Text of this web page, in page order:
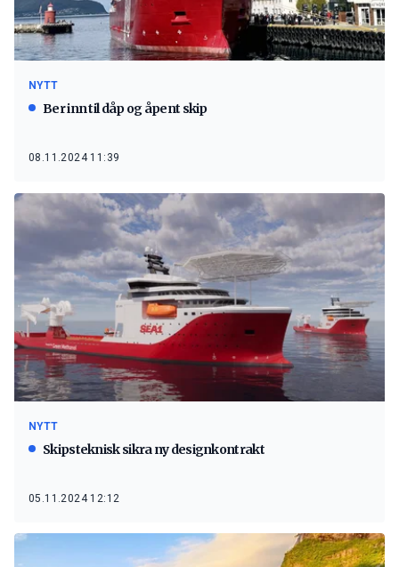
NYTT
Ber inn til dåp og åpent skip
08.11.2024 11:39
NYTT
Skipsteknisk sikra ny designkontrakt
05.11.2024 12:12